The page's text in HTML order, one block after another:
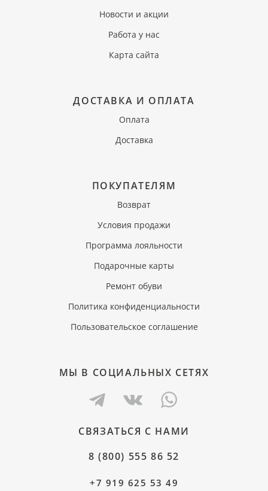
Новости и акции
Работа у нас
Карта сайта
ДОСТАВКА И ОПЛАТА
Оплата
Доставка
ПОКУПАТЕЛЯМ
Возврат
Условия продажи
Программа лояльности
Подарочные карты
Ремонт обуви
Политика конфиденциальности
Пользовательское соглашение
МЫ В СОЦИАЛЬНЫХ СЕТЯХ
СВЯЗАТЬСЯ С НАМИ
8 (800) 555 86 52
+7 919 625 53 49